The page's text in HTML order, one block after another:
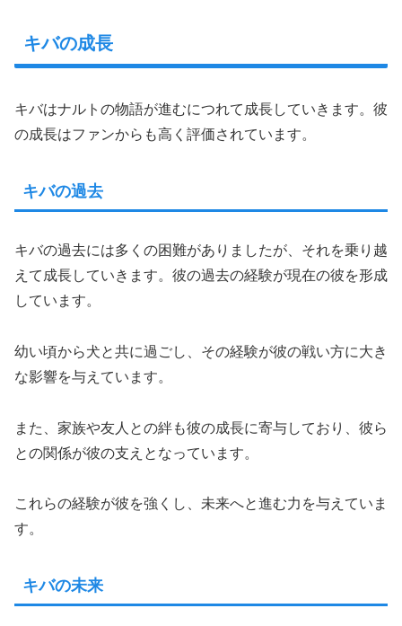
キバの成長
キバはナルトの物語が進むにつれて成長していきます。彼
の成長はファンからも高く評価されています。
キバの過去
キバの過去には多くの困難がありましたが、それを乗り越
えて成長していきます。彼の過去の経験が現在の彼を形成
しています。
幼い頃から犬と共に過ごし、その経験が彼の戦い方に大き
な影響を与えています。
また、家族や友人との絆も彼の成長に寄与しており、彼ら
との関係が彼の支えとなっています。
これらの経験が彼を強くし、未来へと進む力を与えていま
す。
キバの未来